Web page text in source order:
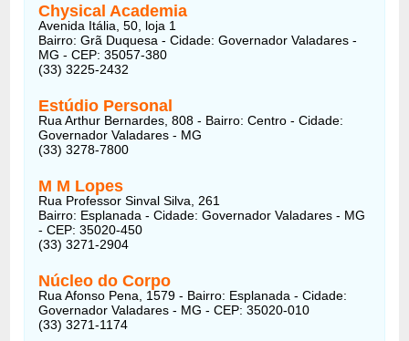
Chysical Academia
Avenida Itália, 50, loja 1
Bairro: Grã Duquesa - Cidade: Governador Valadares -
MG - CEP: 35057-380
(33) 3225-2432
Estúdio Personal
Rua Arthur Bernardes, 808 - Bairro: Centro - Cidade:
Governador Valadares - MG
(33) 3278-7800
M M Lopes
Rua Professor Sinval Silva, 261
Bairro: Esplanada - Cidade: Governador Valadares - MG
- CEP: 35020-450
(33) 3271-2904
Núcleo do Corpo
Rua Afonso Pena, 1579 - Bairro: Esplanada - Cidade:
Governador Valadares - MG - CEP: 35020-010
(33) 3271-1174